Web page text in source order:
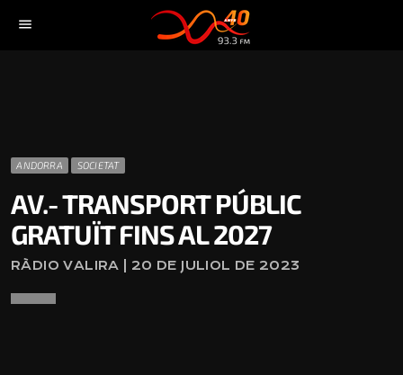
menu
ANDORRA SOCIETAT
AV.- TRANSPORT PÚBLIC
GRATUÏT FINS AL 2027
RÀDIO VALIRA | 20 DE JULIOL DE 2023